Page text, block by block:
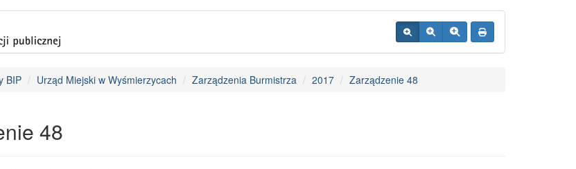
BIP Urząd Miejski w Wyśmierzycach Zarządzenia Burmistrza 2017 Zarządzenie 48
48